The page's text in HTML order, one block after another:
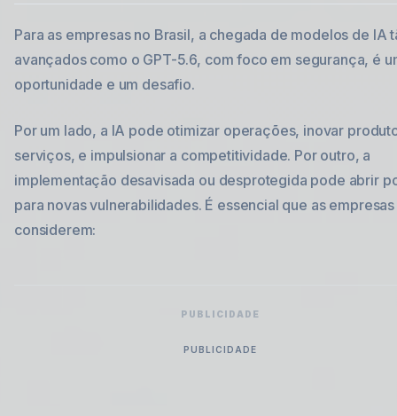
Para as empresas no Brasil, a chegada de modelos de IA
avançados como o GPT-5.6, com foco em segurança, é
oportunidade e um desafio.
Por um lado, a IA pode otimizar operações, inovar
serviços, e impulsionar a competitividade. Por outro, a
implementação desavisada ou desprotegida pode abrir
para novas vulnerabilidades. É essencial que as empresas
considerem:
PUBLICIDADE
PUBLICIDADE